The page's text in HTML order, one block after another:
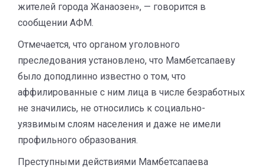
жителей города Жанаозен», — говорится в
сообщении АФМ.
Отмечается, что органом уголовного
преследования установлено, что Мамбетсапаеву
было доподлинно известно о том, что
аффилированные с ним лица в числе безработных
не значились, не относились к социально-
уязвимым слоям населения и даже не имели
профильного образования.
Преступными действиями Мамбетсапаева